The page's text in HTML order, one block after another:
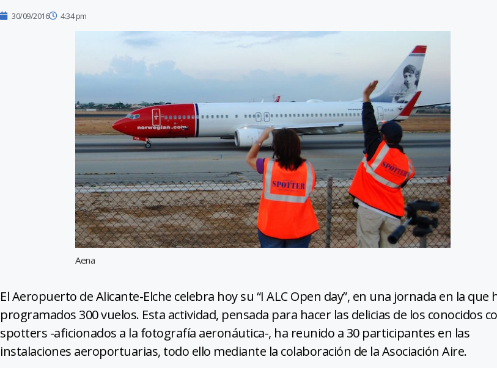
30/09/2016 4:34 pm
Aena
El Aeropuerto de Alicante-Elche celebra hoy su “I ALC Open day”, en una jornada en la que
programados 300 vuelos. Esta actividad, pensada para hacer las delicias de los conocidos
spotters -aficionados a la fotografía aeronáutica-, ha reunido a 30 participantes en las
instalaciones aeroportuarias, todo ello mediante la colaboración de la Asociación Aire.